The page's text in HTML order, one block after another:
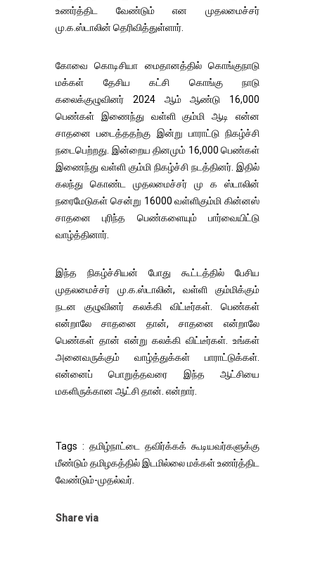
உணர்த்திட வேண்டும் என முதலமைச்சர்
மு.க.ஸ்டாலின் தெரிவித்துள்ளார்.
கோவை கொடிசியா மைதானத்தில் கொங்குநாடு
மக்கள் தேசிய கட்சி கொங்கு நாடு
கலைக்குழுவினர் 2024 ஆம் ஆண்டு 16,000
பெண்கள் இணைந்து வள்ளி கும்மி ஆடி என்ன
சாதனை படைத்ததற்கு இன்று பாராட்டு நிகழ்ச்சி
நடைபெற்றது. இன்றைய தினமும் 16,000 பெண்கள்
இணைந்து வள்ளி கும்மி நிகழ்ச்சி நடத்தினர். இதில்
கலந்து கொண்ட முதலமைச்சர் மு க ஸ்டாலின்
நரைமேடுகள் சென்று 16000 வள்ளிகும்மி கின்னஸ்
சாதனை புரிந்த பெண்களையும் பார்வையிட்டு
வாழ்த்தினார்.
இந்த நிகழ்ச்சியன் போது கூட்டத்தில் பேசிய
முதலமைச்சர் மு.க.ஸ்டாலின், வள்ளி கும்மிக்கும்
நடன குழுவினர் கலக்கி விட்டீர்கள். பெண்கள்
என்றாலே சாதனை தான், சாதனை என்றாலே
பெண்கள் தான் என்று கலக்கி விட்டீர்கள். உங்கள்
அனைவருக்கும் வாழ்த்துக்கள் பாராட்டுக்கள்.
என்னைப் பொறுத்தவரை இந்த ஆட்சியை
மகளிருக்கான ஆட்சி தான். என்றார்.
Tags : தமிழ்நாட்டை தவிர்க்கக் கூடியவர்களுக்கு
மீண்டும் தமிழகத்தில் இடமில்லை மக்கள் உணர்த்திட
வேண்டும்-முதல்வர்.
Share via